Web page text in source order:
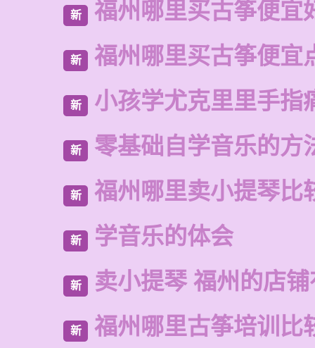
新 福州哪里买古筝便宜
新 福州哪里买古筝便宜
新 小孩学尤克里里手指
新 零基础自学音乐的方
新 福州哪里卖小提琴比
新 学音乐的体会
新 卖小提琴 福州的店
新 福州哪里古筝培训比